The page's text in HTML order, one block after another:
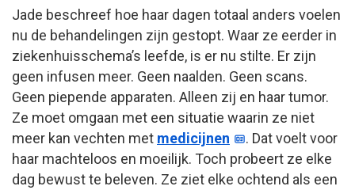
Jade beschreef hoe haar dagen totaal anders voelen
nu de behandelingen zijn gestopt. Waar ze eerder in
ziekenhuisschema’s leefde, is er nu stilte. Er zijn
geen infusen meer. Geen naalden. Geen scans.
Geen piepende apparaten. Alleen zij en haar tumor.
Ze moet omgaan met een situatie waarin ze niet
meer kan vechten met medicijnen
. Dat voelt voor
haar machteloos en moeilijk. Toch probeert ze elke
dag bewust te beleven. Ze ziet elke ochtend als een